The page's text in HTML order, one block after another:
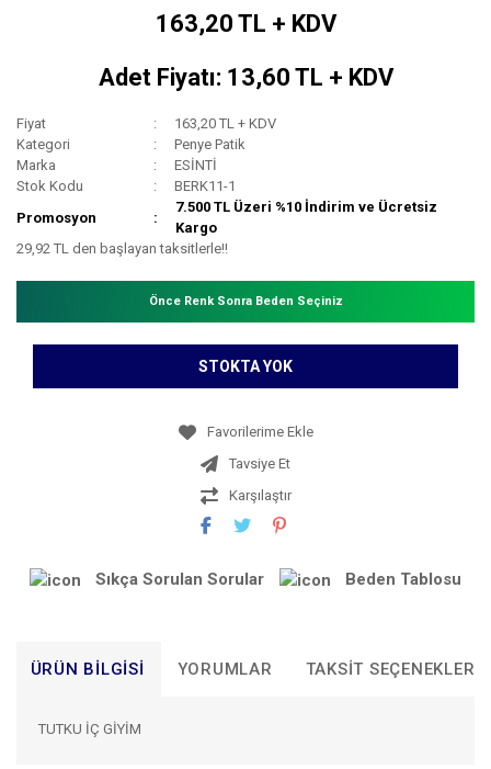
163,20 TL + KDV
Adet Fiyatı: 13,60 TL + KDV
Fiyat
163,20 TL + KDV
Kategori
Penye Patik
Marka
ESİNTİ
Stok Kodu
BERK11-1
Promosyon
7.500 TL Üzeri %10 İndirim ve Ücretsiz
Kargo
29,92 TL den başlayan taksitlerle!!
Önce Renk Sonra Beden Seçiniz
STOKTA YOK
Tavsiye Et
Karşılaştır
Sıkça Sorulan Sorular Beden Tablosu
ÜRÜN BILGISI YORUMLAR TAKSIT SEÇENEKLERI
TUTKU İÇ GİYİM